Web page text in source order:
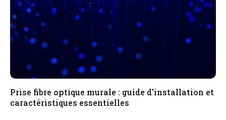
Prise fibre optique murale : guide d’installation et
caractéristiques essentielles